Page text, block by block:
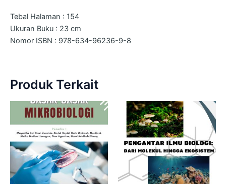
Tebal Halaman : 154
Ukuran Buku : 23 cm
Nomor ISBN : 978-634-96236-9-8
Produk Terkait